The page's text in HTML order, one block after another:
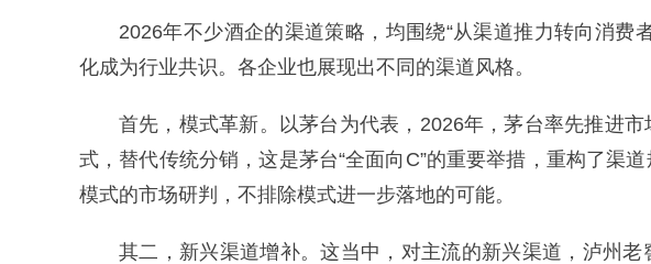
2026年不少酒企的渠道策略，均围绕“从渠道推力转向消费
化成为行业共识。各企业也展现出不同的渠道风格。
首先，模式革新。以茅台为代表，2026年，茅台率先推进
式，替代传统分销，这是茅台“全面向C”的重要举措，重构了渠
模式的市场研判，不排除模式进一步落地的可能。
其二，新兴渠道增补。这当中，对主流的新兴渠道，泸州老